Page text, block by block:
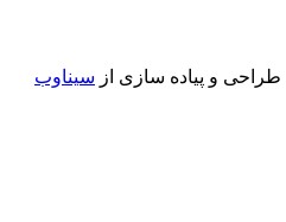
طراحی و پیاده سازی از سیناوب